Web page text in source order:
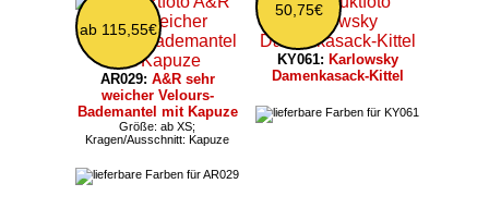
ab 115,55€
AR029: A&R sehr
weicher Velours-
Bademantel mit Kapuze
Größe: ab XS;
Kragen/Ausschnitt: Kapuze
50,75€
KY061: Karlowsky
Damenkasack-Kittel